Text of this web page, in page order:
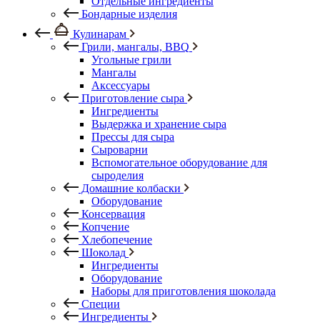
Бондарные изделия
Кулинарам
Грили, мангалы, BBQ
Угольные грили
Мангалы
Аксессуары
Приготовление сыра
Ингредиенты
Выдержка и хранение сыра
Прессы для сыра
Сыроварни
Вспомогательное оборудование для
сыроделия
Домашние колбаски
Оборудование
Консервация
Копчение
Хлебопечение
Шоколад
Ингредиенты
Оборудование
Наборы для приготовления шоколада
Специи
Ингредиенты